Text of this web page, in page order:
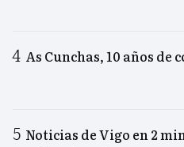
As Cunchas, 10 años de
Noticias de Vigo en 2